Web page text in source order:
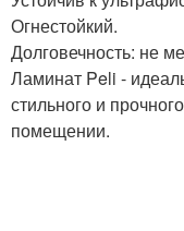
Огнестойкий.
Долговечность: не
Ламинат Peli -
стильного и
помещении.